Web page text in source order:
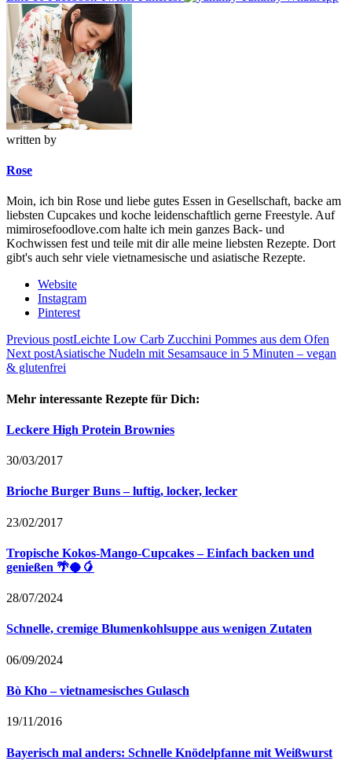
written by
Rose
Moin, ich bin Rose und liebe gutes Essen in Gesellschaft, backe am
liebsten Cupcakes und koche leidenschaftlich gerne Freestyle. Auf
mimirosefoodlove.com halte ich mein ganzes Back- und
Kochwissen fest und teile mit dir alle meine liebsten Rezepte. Dort
gibt's auch sehr viele vietnamesische und asiatische Rezepte.
Website
Instagram
Pinterest
Beitragsnavigation
Previous postLeichte Low Carb Zucchini Pommes aus dem Ofen
Next postAsiatische Nudeln mit Sesamsauce in 5 Minuten – vegan
& glutenfrei
Mehr interessante Rezepte für Dich:
Leckere High Protein Brownies
30/03/2017
Brioche Burger Buns – luftig, locker, lecker
23/02/2017
Tropische Kokos-Mango-Cupcakes – Einfach backen und
genießen 🌴🥥🥭
28/07/2024
Schnelle, cremige Blumenkohlsuppe aus wenigen Zutaten
06/09/2024
Bò Kho – vietnamesisches Gulasch
19/11/2016
Bayerisch mal anders: Schnelle Knödelpfanne mit Weißwurst